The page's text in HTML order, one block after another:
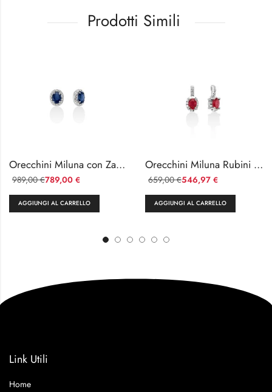
Prodotti Simili
Orecchini Miluna con Zaffiro e Diamanti
789,00 €
989,00€
AGGIUNGI AL CARRELLO
Orecchini Miluna Rubini e Diamanti in Oro Bianco
546,97 €
659,00€
AGGIUNGI AL CARRELLO
Link Utili
Home